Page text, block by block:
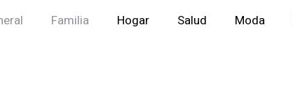
Familia Hogar Salud Moda